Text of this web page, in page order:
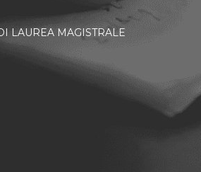
LAUREA MAGISTRALE